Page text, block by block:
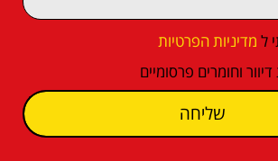
ל מדיניות הפרטיות
וחומרים פרסומיים
שליחה